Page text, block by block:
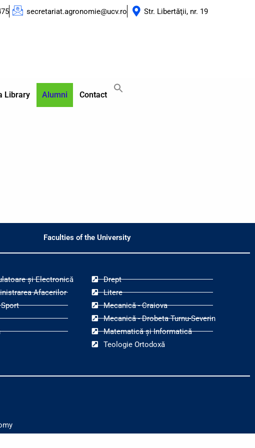
secretariat.agronomie@ucv.ro Str. Libertăţii, nr. 19
Library Alumni Contact
Faculties of the University
și Electronică
Afacerilor
Drept
Litere
Mecanică - Craiova
Mecanică - Drobeta Turnu-Severin
Matematică și Informatică
Teologie Ortodoxă